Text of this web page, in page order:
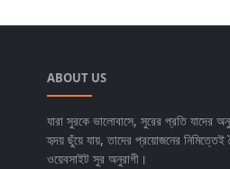
ABOUT US
যারা সুরকে ভালোবাসে, সুরের প্রতি যাদের
হৃদয় ছুঁয়ে যায়, তাদের প্রয়োজনের নিমিত্তেই
ওয়েবসাইট সুর অনুরাগী।